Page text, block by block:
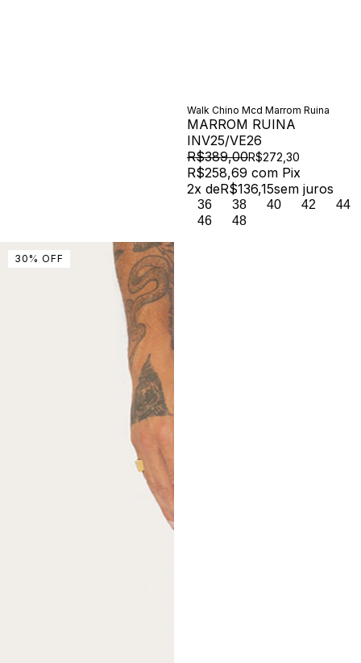
Walk Chino Mcd Marrom Ruina
MARROM RUINA
INV25/VE26
R$389,00R$272,30
R$258,69 com Pix
2x deR$136,15sem juros
36 38 40 42
44
46
48
30 % OFF